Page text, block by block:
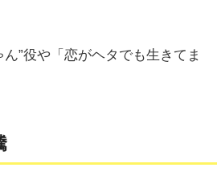
”役や「恋がヘタでも生きてま